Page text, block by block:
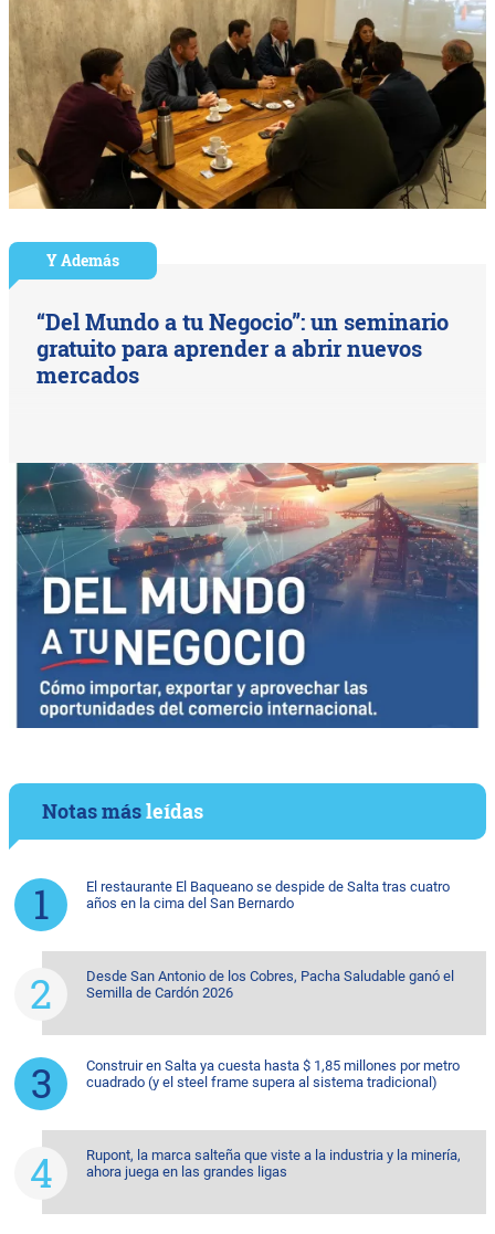
Y Además
“Del Mundo a tu Negocio”: un seminario
gratuito para aprender a abrir nuevos
mercados
Notas másleídas
El restaurante El Baqueano se despide de Salta tras cuatro
años en la cima del San Bernardo
Desde San Antonio de los Cobres, Pacha Saludable ganó el
Semilla de Cardón 2026
Construir en Salta ya cuesta hasta $ 1,85 millones por metro
cuadrado (y el steel frame supera al sistema tradicional)
Rupont, la marca salteña que viste a la industria y la minería,
ahora juega en las grandes ligas